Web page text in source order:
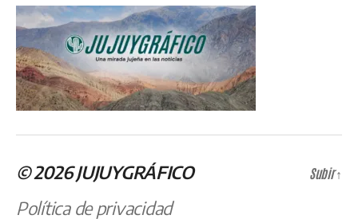
© 2026JUJUYGRÁFICO
Política de privacidad
Subir↑